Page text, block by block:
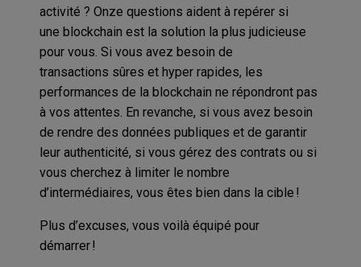
activité ? Onze questions aidentà repérer si
une blockchain est la solution la plus judicieuse
pour vous. Si vous avez besoin de
transactions sûres et hyper rapides, les
performances de la blockchain ne répondront pas
à vos attentes. En revanche, si vous avez besoin
de rendre des données publiques et de garantir
leur authenticité, si vous gérez des contrats ou si
vous cherchez à limiter le nombre
d’intermédiaires, vous êtes bien dans la cible !
Plus d’excuses, vous voilà équipé pour
démarrer !